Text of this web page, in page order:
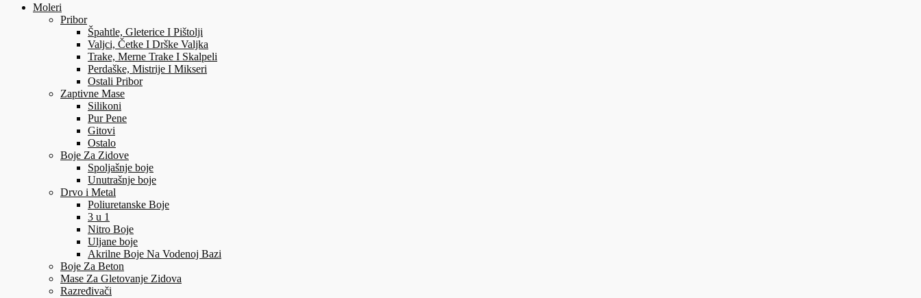
Moleri
Pribor
Špahtle, Gleterice I Pištolji
Valjci, Četke I Drške Valjka
Trake, Merne Trake I Skalpeli
Perdaške, Mistrije I Mikseri
Ostali Pribor
Zaptivne Mase
Silikoni
Pur Pene
Gitovi
Ostalo
Boje Za Zidove
Spoljašnje boje
Unutrašnje boje
Drvo i Metal
Poliuretanske Boje
3 u 1
Nitro Boje
Uljane boje
Akrilne Boje Na Vodenoj Bazi
Boje Za Beton
Mase Za Gletovanje Zidova
Razređivači